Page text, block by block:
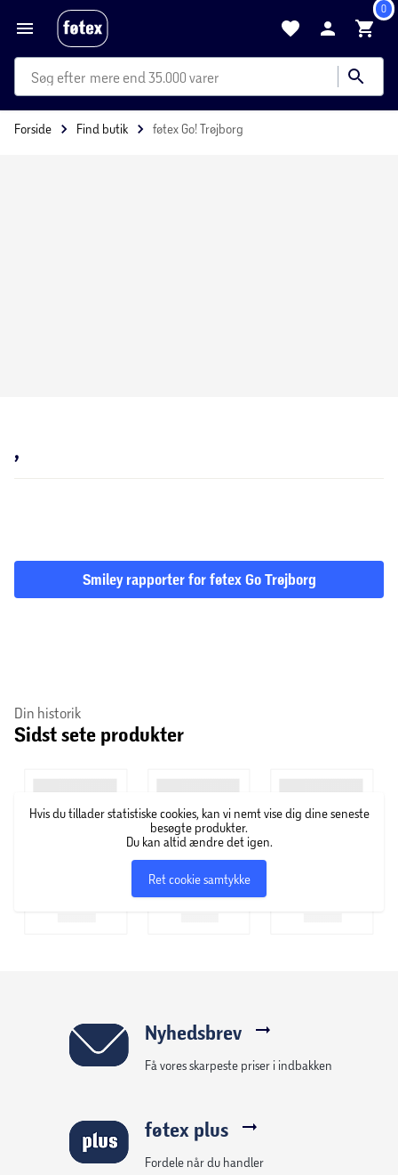
0
mere end 35.000 varer
Forside Find butik føtex Go! Trøjborg
,
Smiley rapporter for føtex Go Trøjborg
Din historik
Sidst sete produkter
Hvis du tillader statistiske cookies, kan vi nemt vise dig dine seneste
besøgte produkter.
Du kan altid ændre det igen.
Ret cookie samtykke
Nyhedsbrev
Få vores skarpeste priser i indbakken
føtex plus
Fordele når du handler